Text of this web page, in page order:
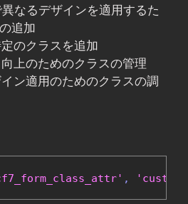
なるデザインを適用するた
追加
のクラスを追加
上のためのクラスの管理
ン適用のためのクラスの調
,